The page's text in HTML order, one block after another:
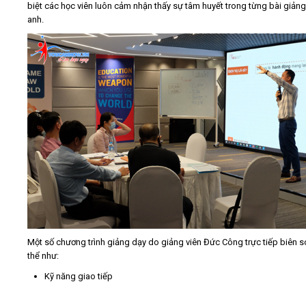
Tìm kiếm
biệt các học viên luôn cảm nhận thấy sự tâm huyết trong từng bài
anh.
Một số chương trình giảng dạy do giảng viên Đức Công trực tiếp biên
thể như:
Kỹ năng giao tiếp